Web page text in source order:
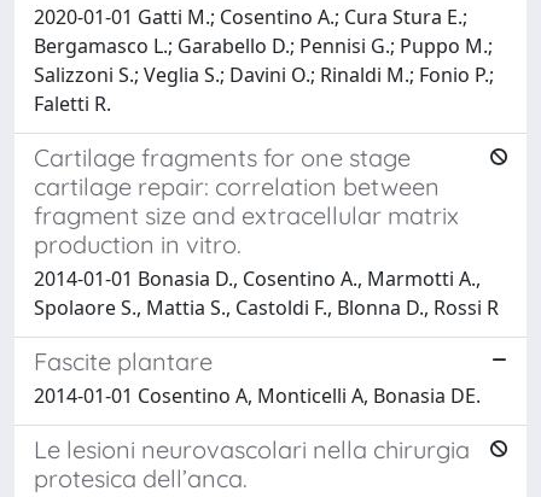
2020-01-01 Gatti M.; Cosentino A.; Cura Stura E.;
Bergamasco L.; Garabello D.; Pennisi G.; Puppo M.;
Salizzoni S.; Veglia S.; Davini O.; Rinaldi M.; Fonio P.;
Faletti R.
Cartilage fragments for one stage
cartilage repair: correlation between
fragment size and extracellular matrix
production in vitro.
2014-01-01 Bonasia D., Cosentino A., Marmotti A.,
Spolaore S., Mattia S., Castoldi F., Blonna D., Rossi R
Fascite plantare
2014-01-01 Cosentino A, Monticelli A, Bonasia DE.
Le lesioni neurovascolari nella chirurgia
protesica dell’anca.